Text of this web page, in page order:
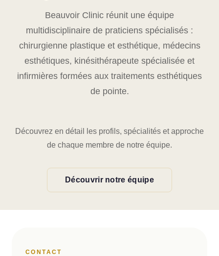
Beauvoir Clinic réunit une équipe
multidisciplinaire de praticiens spécialisés :
chirurgienne plastique et esthétique, médecins
esthétiques, kinésithérapeute spécialisée et
infirmières formées aux traitements esthétiques
de pointe.
Découvrez en détail les profils, spécialités et approche
de chaque membre de notre équipe.
Découvrir notre équipe
CONTACT